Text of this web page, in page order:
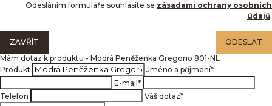
Odesláním formuláře souhlasíte se zásadami ochrany osobních
údajů.
ZAVŘÍT
ODESLAT
Mám dotaz k produktu - Modrá Peněženka Gregorio 801-NL
Produkt
Jméno a příjmení*
E-mail *
Telefon
Váš dotaz*